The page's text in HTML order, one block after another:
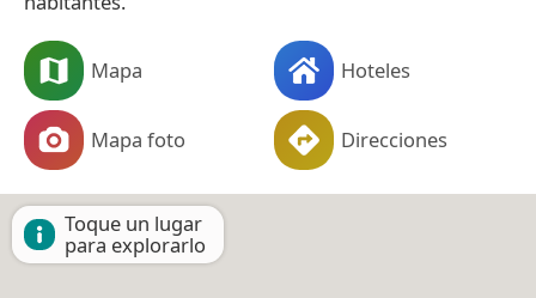
Mapa Hoteles
Mapa foto Direcciones
Toque un lugar
para explorarlo